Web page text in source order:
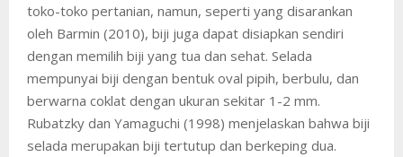
toko-toko pertanian, namun, seperti yang disarankan
oleh Barmin (2010), biji juga dapat disiapkan sendiri
dengan memilih biji yang tua dan sehat. Selada
mempunyai biji dengan bentuk oval pipih, berbulu, dan
berwarna coklat dengan ukuran sekitar 1-2 mm.
Rubatzky dan Yamaguchi (1998) menjelaskan bahwa biji
selada merupakan biji tertutup dan berkeping dua.